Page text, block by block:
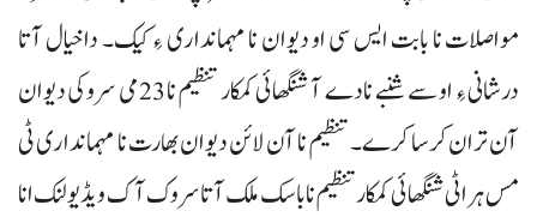
مواصلات نا بابت ایس سی او دیوان نا مہمانداری ءِ کیک۔ داخیال آتا
درشانی ءِ او سے شنبے نادے آ شنگھائی کمکار تنظیم نا 23 می سروکی دیوان
آن تران کرسا کرے۔ تنظیم نا آن لائن دیوان بھارت نا مہمانداری ٹی
مس ہراٹی شنگھائی کمکار تنظیم نا باسک ملک آتا سروک آک ویڈیو لنک انا